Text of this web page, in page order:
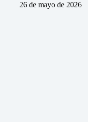
26 de mayo de 2026